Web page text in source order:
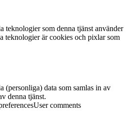
teknologier som denna tjänst använder
teknologier är cookies och pixlar som
(personliga) data som samlas in av
denna tjänst.
User comments